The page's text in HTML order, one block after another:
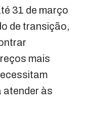
31 de março
de transição,
mais
atender às